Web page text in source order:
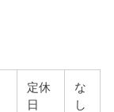
定休
日
な
し